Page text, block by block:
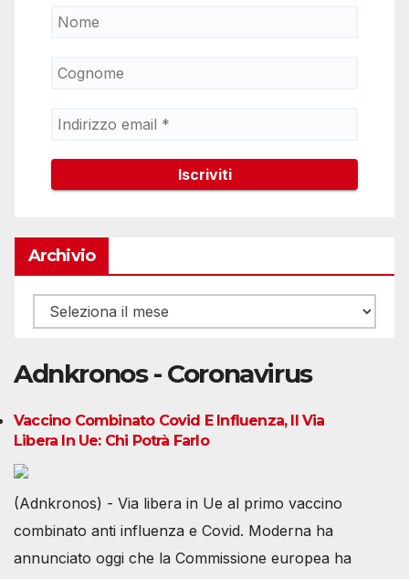
Archivio
Archivio
Adnkronos - Coronavirus
Vaccino Combinato Covid E Influenza, Il Via
Libera In Ue: Chi Potrà Farlo
(Adnkronos) - Via libera in Ue al primo vaccino
combinato anti influenza e Covid. Moderna ha
annunciato oggi che la Commissione europea ha